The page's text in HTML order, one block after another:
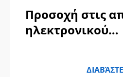
Προσοχή στις
ηλεκτρονικού